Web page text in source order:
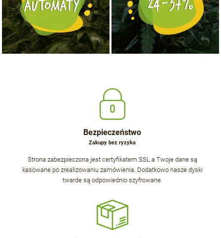
Bezpieczeństwo
Zakupy bez ryzyka
Strona zabezpieczona jest certyfikatem SSL a Twoje dane są
kasowane po zrealizowaniu zamówienia. Dodatkowo nasze dyski
twarde są odpowiednio szyfrowane.